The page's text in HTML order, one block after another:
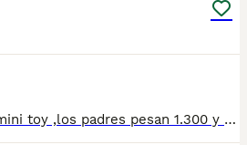
Machitos de chihuhua mini toy ,los padres pesan 1.300 y 1.500 tenemos machos y hembras ,distintos colores Nuestros cachorros nacen y crecen en un ambiente familiar ,sin jaulas ,con un respeto y exclusiva cria,somos respetuosos con el tiempo de destete ,cada cachorro necesita su tiempo.. Destetamos con un pienso de alta calidad , Cachorros revisados ,desde el nacimiento ,hasta la entrega por un veterinario competente ,buscando siempre el bienestar de nuestros animales.. Sociabilizados y equilibrados tanto padres como cachorros Se entregan con todo el protocolo veterinario legal,y garantías por escrito completas.. Tenemos servicio de entrega personalizado a cualquier punto de España,directo.. El precio puede cambiar tanto en sexo como en características del cachorro. Dejanos tú teléfono y te mandamos toda la información fotos y vídeos ..